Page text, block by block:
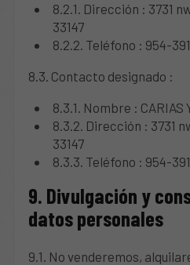
8.2.1. Dirección : 3731
33147
8.2.2. Teléfono : 954-
8.3. Contacto designado :
8.3.1. Nombre : CARIAS
8.3.2. Dirección : 3731
33147
8.3.3. Teléfono : 954-
9. Divulgación y
datos personales
9.1. No venderemos,